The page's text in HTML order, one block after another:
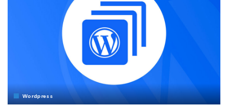
Wordpress